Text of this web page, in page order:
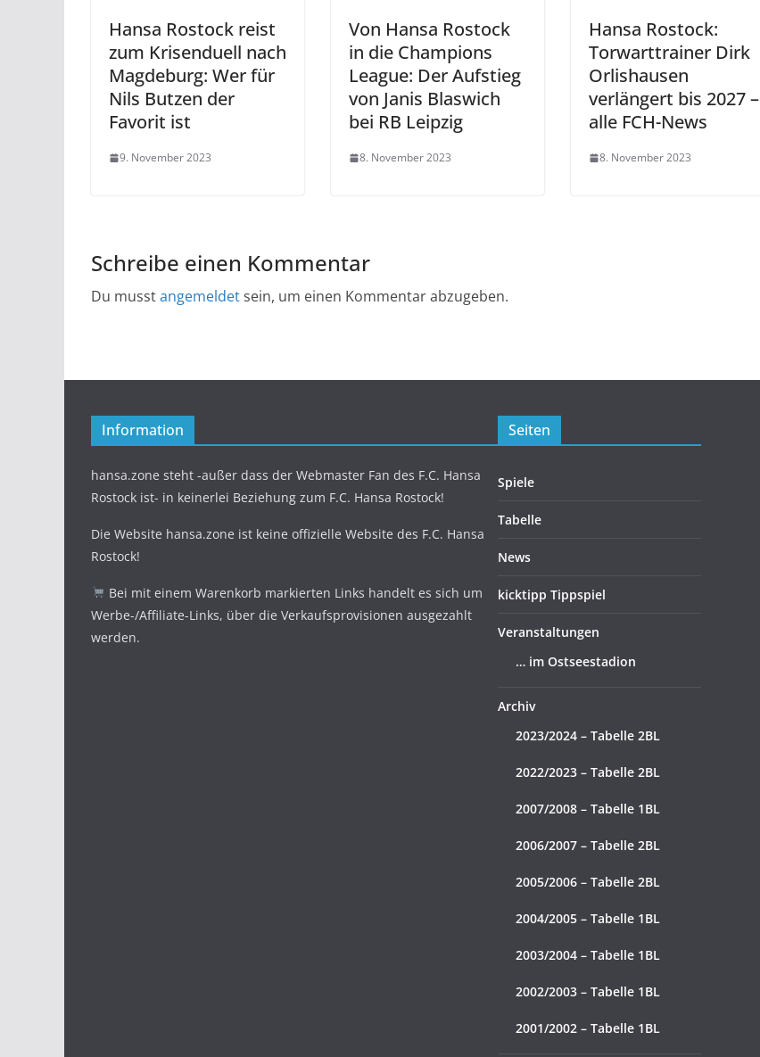
Hansa Rostock reist
zum Krisenduell nach
Magdeburg: Wer für
Nils Butzen der
Favorit ist
9. November 2023
Von Hansa Rostock
in die Champions
League: Der Aufstieg
von Janis Blaswich
bei RB Leipzig
8. November 2023
Hansa Rostock:
Torwarttrainer Dirk
Orlishausen
verlängert bis 2027 –
alle FCH-News
8. November 2023
Schreibe einen Kommentar
Du musstangemeldetsein, um einen Kommentar abzugeben.
Information
hansa.zone steht -außer dass der Webmaster Fan des F.C. Hansa
Rostock ist- in keinerlei Beziehung zum F.C. Hansa Rostock!
Die Website hansa.zone ist keine offizielle Website des F.C. Hansa
Rostock!
Bei mit einem Warenkorb markierten Links handelt es sich um
Werbe-/Affiliate-Links, über die Verkaufsprovisionen ausgezahlt
werden.
Seiten
Spiele
Tabelle
News
kicktipp Tippspiel
Veranstaltungen
… im Ostseestadion
Archiv
2023/2024 – Tabelle 2BL
2022/2023 – Tabelle 2BL
2007/2008 – Tabelle 1BL
2006/2007 – Tabelle 2BL
2005/2006 – Tabelle 2BL
2004/2005 – Tabelle 1BL
2003/2004 – Tabelle 1BL
2002/2003 – Tabelle 1BL
2001/2002 – Tabelle 1BL